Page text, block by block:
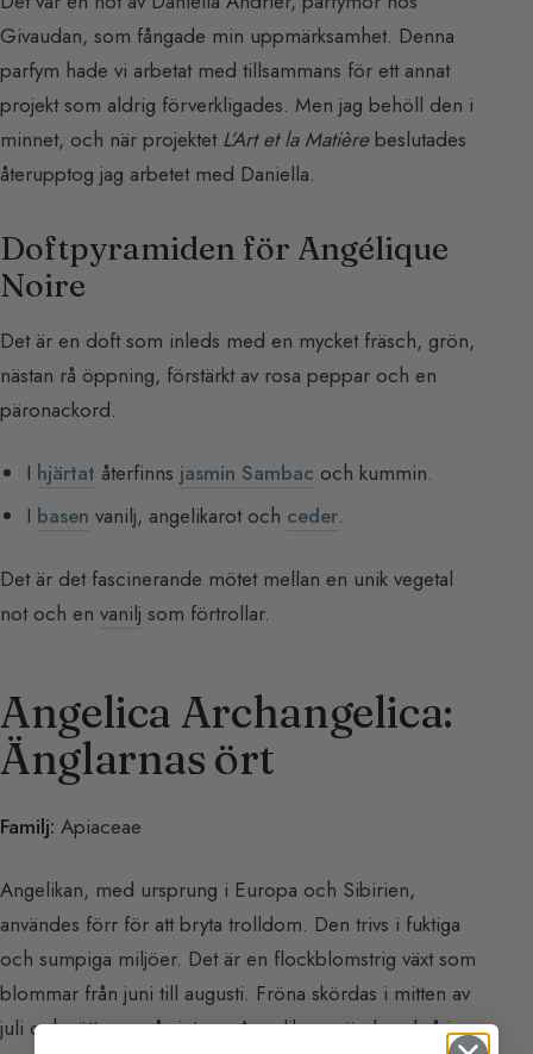
Givaudan, som fångade min uppmärksamhet. Denna
parfym hade vi arbetat med tillsammans för ett annat
projekt som aldrig förverkligades. Men jag behöll den i
minnet, och när projektet L’Art et la Matièrebeslutades
återupptog jag arbetet med Daniella.
Doftpyramiden för Angélique
Noire
Det är en doft som inleds med en mycket fräsch, grön,
nästan rå öppning, förstärkt av rosa peppar och en
päronackord.
I hjärtat återfinns jasmin Sambac och kummin.
I basen vanilj, angelikarot och ceder.
Det är det fascinerande mötet mellan en unik vegetal
not och en vanilj som förtrollar.
Angelica Archangelica:
Änglarnas ört
Familj: Apiaceae
Angelikan, med ursprung i Europa och Sibirien,
användes förr för att bryta trolldom. Den trivs i fuktiga
och sumpiga miljöer. Det är en flockblomstrig växt som
blommar från juni till augusti. Fröna skördas i mitten av
juli och rötterna på vintern. Angelika används också i